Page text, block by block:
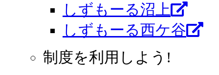
しずもーる沼上
しずもーる⻄ケ谷
制度を利用しよう!